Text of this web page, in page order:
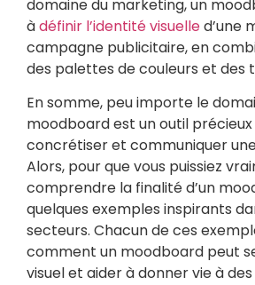
domaine du marketing, un
àdéfinir l’identité visuelled’une
campagne publicitaire, en
des palettes de couleurs et des
En somme, peu importe le
moodboard est un outil
concrétiser et communiquer
Alors, pour que vous puissiez
comprendre la finalité d’un
quelques exemples inspirants
secteurs. Chacun de ces
comment un moodboard peut
visuel et aider à donner vie à des